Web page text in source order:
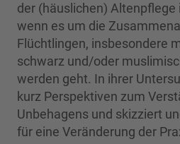
der (häuslichen) Altenpflege
wenn es um die
Flüchtlingen, insbesondere
schwarz und/oder
werden geht. In ihrer
kurz Perspektiven zum
Unbehagens und skizziert
für eine Veränderung der